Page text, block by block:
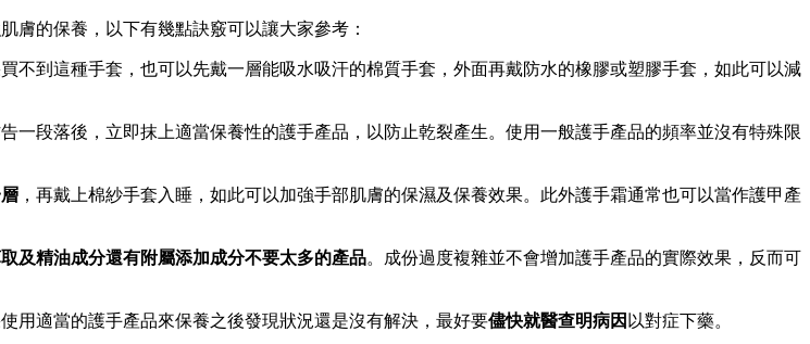
膚的保養，以下有幾點訣竅可以讓大家參考：
不到這種手套，也可以先戴一層能吸水吸汗的棉質手套，外面再戴防水的橡膠或塑膠手套，如此可以減
一段落後，立即抹上適當保養性的護手產品，以防止乾裂產生。使用一般護手產品的頻率並沒有特殊限
，再戴上棉紗手套入睡，如此可以加強手部肌膚的保濕及保養效果。此外護手霜通常也可以當作護甲產
及精油成分還有附屬添加成分不要太多的產品。成份過度複雜並不會增加護手產品的實際效果，反而可
用適當的護手產品來保養之後發現狀況還是沒有解決，最好要儘快就醫查明病因 以對症下藥。